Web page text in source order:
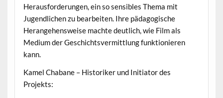
Herausforderungen, ein so sensibles Thema mit
Jugendlichen zu bearbeiten. Ihre pädagogische
Herangehensweise machte deutlich, wie Film als
Medium der Geschichtsvermittlung funktionieren
kann.
Kamel Chabane – Historiker und Initiator des
Projekts: